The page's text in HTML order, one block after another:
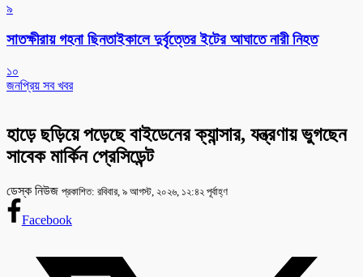
৯
সাতক্ষীরায় গহনা ছিনতাইকালে দুর্বৃত্তের ইটের আঘাতে নারী নিহত
১০
জনপ্রিয় সব খবর
হাড়ে ছড়িয়ে পড়েছে বাইডেনের ক্যান্সার, যন্ত্রণায় ভুগছেন
সাবেক মার্কিন প্রেসিডেন্ট
ডেস্ক নিউজ প্রকাশিত: রবিবার, ৯ আগস্ট, ২০২৬, ১২:৪২ পূর্বাহ্ণ
Facebook